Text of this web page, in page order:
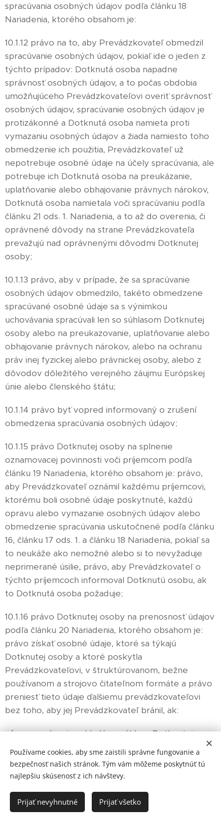
spracúvania osobných údajov podľa článku 18
Nariadenia, ktorého obsahom je:
10.1.12 právo na to, aby Prevádzkovateľ obmedzil
spracúvanie osobných údajov, pokiaľ ide o jeden z
týchto prípadov: Dotknutá osoba napadne
správnosť osobných údajov, a to počas obdobia
umožňujúceho Prevádzkovateľovi overiť správnosť
osobných údajov, spracúvanie osobných údajov je
protizákonné a Dotknutá osoba namieta proti
vymazaniu osobných údajov a žiada namiesto toho
obmedzenie ich použitia, Prevádzkovateľ už
nepotrebuje osobné údaje na účely spracúvania, ale
potrebuje ich Dotknutá osoba na preukázanie,
uplatňovanie alebo obhajovanie právnych nárokov,
Dotknutá osoba namietala voči spracúvaniu podľa
článku 21 ods. 1. Nariadenia, a to až do overenia, či
oprávnené dôvody na strane Prevádzkovateľa
prevažujú nad oprávnenými dôvodmi Dotknutej
osoby;
10.1.13 právo, aby v prípade, že sa spracúvanie
osobných údajov obmedzilo, takéto obmedzene
spracúvané osobné údaje sa s výnimkou
uchovávania spracúvali len so súhlasom Dotknutej
osoby alebo na preukazovanie, uplatňovanie alebo
obhajovanie právnych nárokov, alebo na ochranu
práv inej fyzickej alebo právnickej osoby, alebo z
dôvodov dôležitého verejného záujmu Európskej
únie alebo členského štátu;
10.1.14 právo byť vopred informovaný o zrušení
obmedzenia spracúvania osobných údajov;
10.1.15 právo Dotknutej osoby na splnenie
oznamovacej povinnosti voči príjemcom podľa
článku 19 Nariadenia, ktorého obsahom je: právo,
aby Prevádzkovateľ oznámil každému príjemcovi,
ktorému boli osobné údaje poskytnuté, každú
opravu alebo vymazanie osobných údajov alebo
obmedzenie spracúvania uskutočnené podľa článku
16, článku 17 ods. 1. a článku 18 Nariadenia, pokiaľ sa
to neukáže ako nemožné alebo si to nevyžaduje
neprimerané úsilie, právo, aby Prevádzkovateľ o
týchto príjemcoch informoval Dotknutú osobu, ak
to Dotknutá osoba požaduje;
10.1.16 právo Dotknutej osoby na prenosnosť údajov
podľa článku 20 Nariadenia, ktorého obsahom je:
právo získať osobné údaje, ktoré sa týkajú
Dotknutej osoby a ktoré poskytla
Prevádzkovateľovi, v štruktúrovanom, bežne
používanom a strojovo čitateľnom formáte a právo
preniesť tieto údaje ďalšiemu prevádzkovateľovi
bez toho, aby jej Prevádzkovateľ bránil, ak:
a/ sa spracúvanie zakladá na súhlase Dotknutej
osoby podľa článku 6 ods. 1. písm. a) Nariadenia
alebo článku 9 ods. 2. písm. a) Nariadenia, alebo na
zmluve podľa článku 6 ods. 1. písm. b) Nariadenia, a
b/ sa spracúvanie vykonáva automatizovanými
Používame cookies, aby sme zaistili správne fungovanie a
bezpečnosť našich stránok. Tým vám môžeme poskytnúť tú
najlepšiu skúsenosť z ich návštevy.
Prijať nevyhnutné Prijať všetko